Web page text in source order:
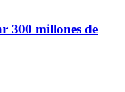
300 millones de